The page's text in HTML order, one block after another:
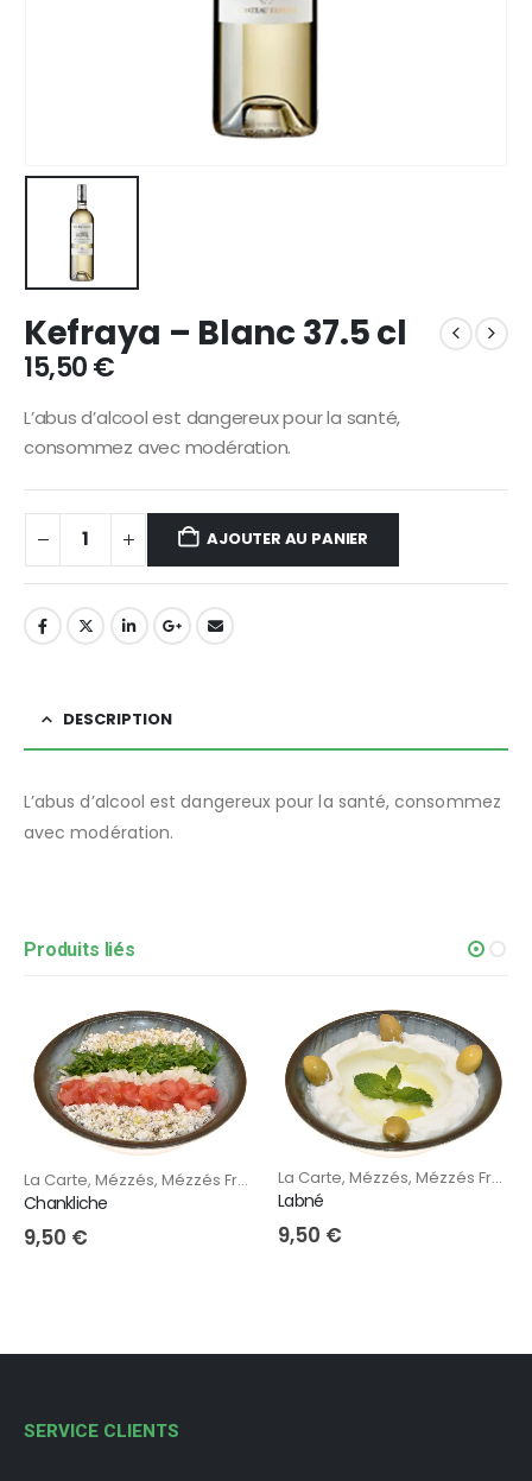
Kefraya – Blanc 37.5 cl
15,50€
L’abus d’alcool est dangereux pour la santé,
consommez avec modération.
AJOUTER AU PANIER
DESCRIPTION
L’abus d’alcool est dangereux pour la santé, consommez
avec modération.
Produits liés
La Carte, Mézzés, Mézzés Froids
Chankliche
9,50 €
La Carte, Mézzés, Mézzés Froids
Labné
9,50 €
SERVICE CLIENTS